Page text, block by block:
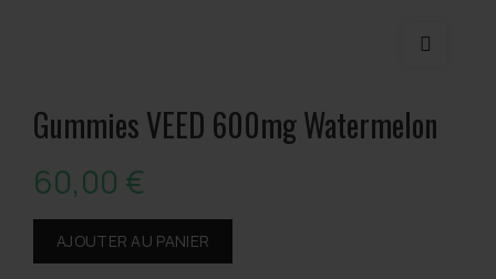
Gummies VEED 600mg Watermelon
60,00 €
AJOUTER AU PANIER